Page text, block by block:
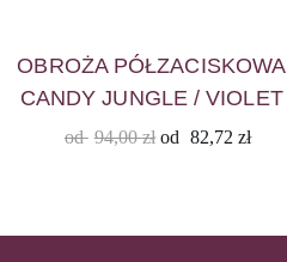
OBROŻA PÓŁZACISKOWA
CANDY JUNGLE / VIOLET
od 94,00zł od 82,72 zł